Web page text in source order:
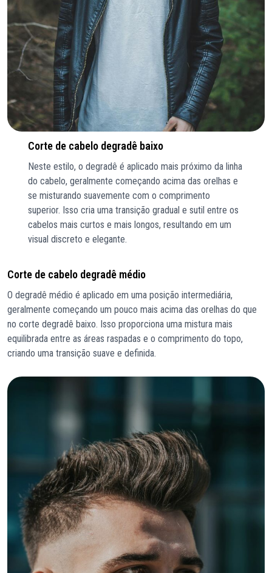
Corte de cabelo degradê baixo
Neste estilo, o degradê é aplicado mais próximo da linha
do cabelo, geralmente começando acima das orelhas e
se misturando suavemente com o comprimento
superior. Isso cria uma transição gradual e sutil entre os
cabelos mais curtos e mais longos, resultando em um
visual discreto e elegante.
Corte de cabelo degradê médio
O degradê médio é aplicado em uma posição intermediária,
geralmente começando um pouco mais acima das orelhas do que
no corte degradê baixo. Isso proporciona uma mistura mais
equilibrada entre as áreas raspadas e o comprimento do topo,
criando uma transição suave e definida.